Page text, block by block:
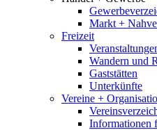
Markt +
Freizeit
Wandern und
Gaststätten
Unterkünfte
Vereine +
Informationen